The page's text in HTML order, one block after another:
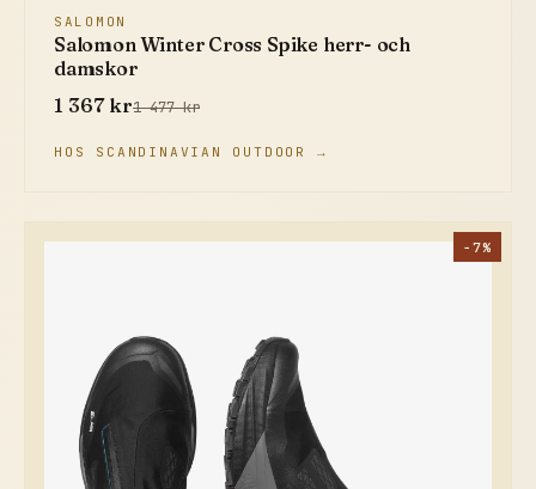
SALOMON
Salomon Winter Cross Spike herr- och
damskor
1 367 kr1 477 kr
HOS SCANDINAVIAN OUTDOOR →
−7%